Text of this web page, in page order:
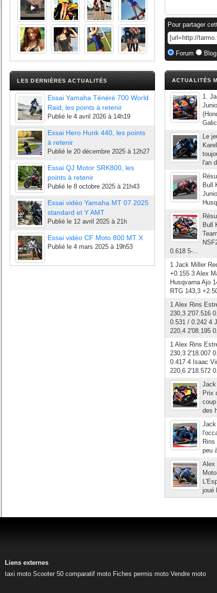
LES DERNIÈRES ACTUALITÉS
Essai Yamaha Ténéré 700 World
Raid, les points à retenir
Publié le 4 avril 2026 à 14h19
Essai Hero Hunk 440, les points
à retenir
Publié le 20 décembre 2025 à 12h27
Essai QJ Motor SRK800, les
points à retenir
Publié le 8 octobre 2025 à 21h43
Essai vidéo Yamaha MT 07 2025
standard et Y AMT
Publié le 12 avril 2025 à 21h
Essai vidéo CF Moto 800 MT X
Publié le 4 mars 2025 à 19h53
Pour partager
Forum
ACTUALITÉS
1.
Le
l'an
Bull
Bull
0.618 5-...
1 Jack Miller
+0.155 3 Alex
Husqvarna Ajo
RTG 143,3
1 Alex Rins
230,3 2'07.516
0.531 / 0.242 4
220,4 2'08.195
1 Alex Rins
230,3 2'18.007
0.417 4 Isaac
220,6 2'18.572
Jack
Prix
des
Jack
peu
Alex
joué
Liens externes
taxi moto Scooter 50 comparatif moto Fiches permis moto Vendre moto